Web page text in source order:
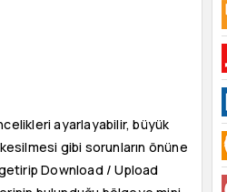
ayarlayabilir, büyük
gibi sorunların önüne
Download / Upload